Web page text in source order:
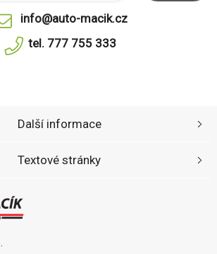
info@auto-macik.cz
tel. 777 755 333
Další informace
Textové stránky